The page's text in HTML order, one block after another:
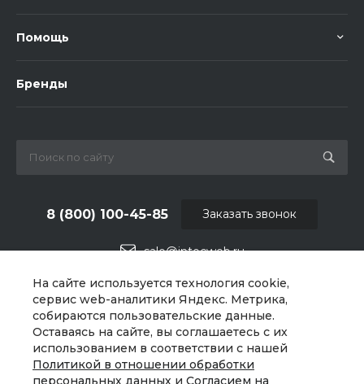
На сайте используется технология cookie,
сервис web-аналитики Яндекс. Метрика,
собираются пользовательские данные.
Оставаясь на сайте, вы соглашаетесь с их
использованием в соответствии с нашей
Политикой в отношении обработки
персональных данных и Согласием на
Помощь
Бренды
sale@intecweb.ru
8 (800) 100-45-85
г. Москва, ул. Люсиновская, д. 39
Заказать звонок